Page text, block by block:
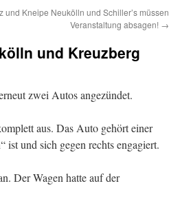
und Kneipe Neukölln und Schiller’s müssen
Veranstaltung absagen! →
und Kreuzberg
zwei Autos angezündet.
aus. Das Auto gehört einer
und sich gegen rechts engagiert.
Der Wagen hatte auf der